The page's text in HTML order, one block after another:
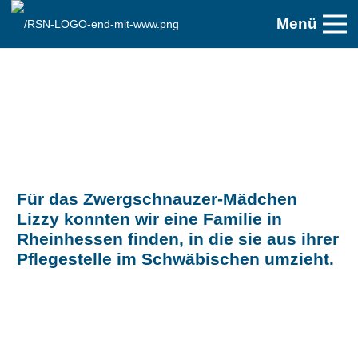
Menü
Für das Zwergschnauzer-Mädchen
Lizzy konnten wir eine Familie in
Rheinhessen finden, in die sie aus ihrer
Pflegestelle im Schwäbischen umzieht.